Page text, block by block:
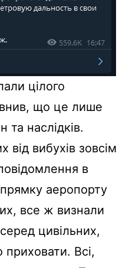
цілого
що це лише
та наслідків.
вибухів зовсім
в
аеропорту
все ж визнали
цивільних,
Всі,